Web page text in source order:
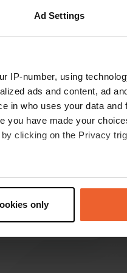
Ad Settings
IP-number, using
ads and content, ad
in who uses your data and
you have made your
clicking on the Privacy
be accurate to within
your preferences in the
only
via
dorpje Vogüé
veel te
mensen. Wel